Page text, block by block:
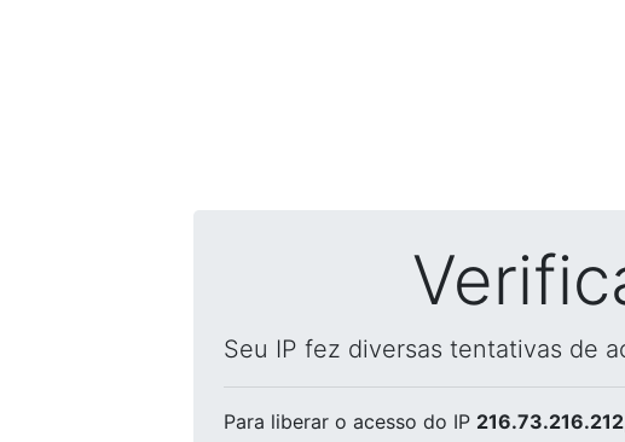
Seu IP fez diversas tentativas de
Para liberar o acesso do IP 216.73.216.212